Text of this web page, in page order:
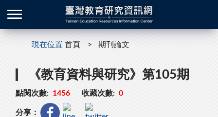
現在位置 首頁 期刊論文
《教育資料與研究》第105期
點閱次數: 1456 收藏次數: 0
分享：